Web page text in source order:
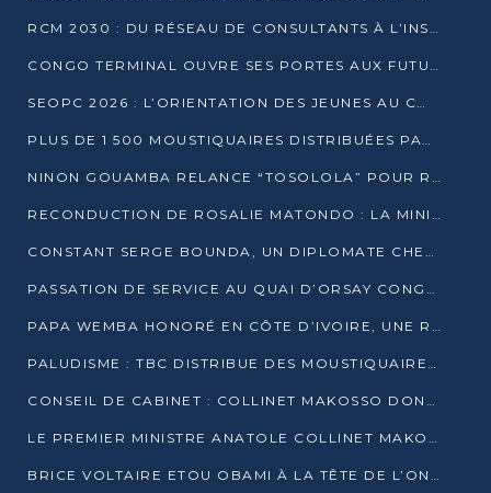
RCM 2030 : DU RÉSEAU DE CONSULTANTS À L’INSTRUMENT DE PUISSANCE EN AFRIQUE FRANCOPHONE
CONGO TERMINAL OUVRE SES PORTES AUX FUTURS INGÉNIEURS AU FORUM DES MÉTIERS D’UCAC-ICAM
SEOPC 2026 : L’ORIENTATION DES JEUNES AU CŒUR DE LA DEUXIÈME ÉDITION
PLUS DE 1 500 MOUSTIQUAIRES DISTRIBUÉES PAR AGL ET CONGO TERMINAL DANS LA LUTTE CONTRE LE PALUDISME
NINON GOUAMBA RELANCE “TOSOLOLA” POUR RENFORCER LE DIALOGUE AVEC LES CITOYENS
RECONDUCTION DE ROSALIE MATONDO : LA MINISTRE PROMET D’ACCÉLÉRER LE TRAITEMENT DES DOSSIERS ET DE RELEVER DE NOUVEAUX DÉFIS
CONSTANT SERGE BOUNDA, UN DIPLOMATE CHEVRONNÉ AUX COMMANDES DES AFFAIRES ÉTRANGÈRES
PASSATION DE SERVICE AU QUAI D’ORSAY CONGOLAIS : GAKOSSO PASSE LE FLAMBEAU À BOUNDA
PAPA WEMBA HONORÉ EN CÔTE D’IVOIRE, UNE RUE PORTE DÉSORMAIS SON NOM
PALUDISME : TBC DISTRIBUE DES MOUSTIQUAIRES DANS DEUX CSI DE BRAZZAVILLE
CONSEIL DE CABINET : COLLINET MAKOSSO DONNE SES DERNIÈRES ORIENTATIONS
LE PREMIER MINISTRE ANATOLE COLLINET MAKOSSO DÉMISSIONNE AVEC SON GOUVERNEMENT
BRICE VOLTAIRE ETOU OBAMI À LA TÊTE DE L’ONEC-C POUR TROIS ANS